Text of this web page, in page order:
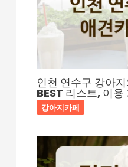
인천 연수구 강아
BEST 리스트, 이용
강아지카페